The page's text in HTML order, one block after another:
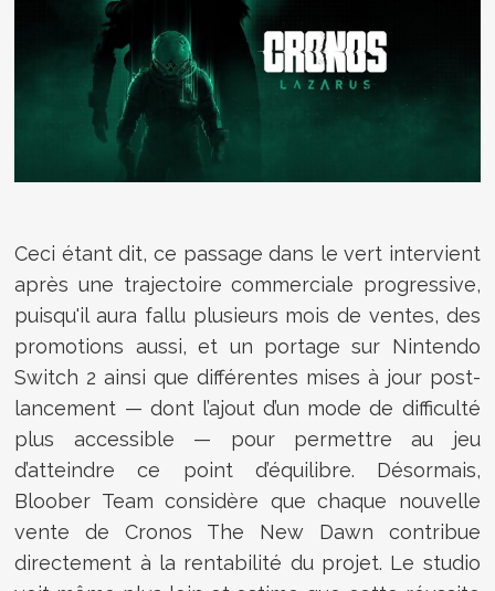
Ceci étant dit, ce passage dans le vert intervient
après une trajectoire commerciale progressive,
puisqu'il aura fallu plusieurs mois de ventes, des
promotions aussi, et un portage sur Nintendo
Switch 2 ainsi que différentes mises à jour post-
lancement — dont l’ajout d’un mode de difficulté
plus accessible — pour permettre au jeu
d’atteindre ce point d’équilibre. Désormais,
Bloober Team considère que chaque nouvelle
vente de Cronos The New Dawn contribue
directement à la rentabilité du projet. Le studio